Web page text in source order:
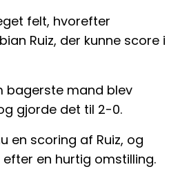
felt, hvorefter
Ruiz, der kunne score i
bagerste mand blev
gjorde det til 2-0.
en scoring af Ruiz, og
en hurtig omstilling.